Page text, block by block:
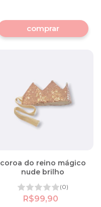
comprar
coroa do reino mágico
nude brilho
(0)
R$99,90